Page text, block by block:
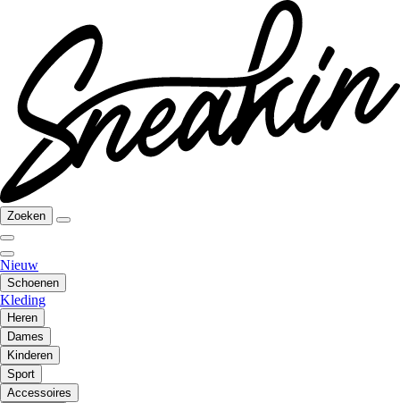
Zoeken
Nieuw
Schoenen
Kleding
Heren
Dames
Kinderen
Sport
Accessoires